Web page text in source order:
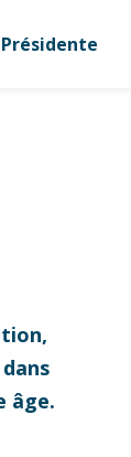
âge.